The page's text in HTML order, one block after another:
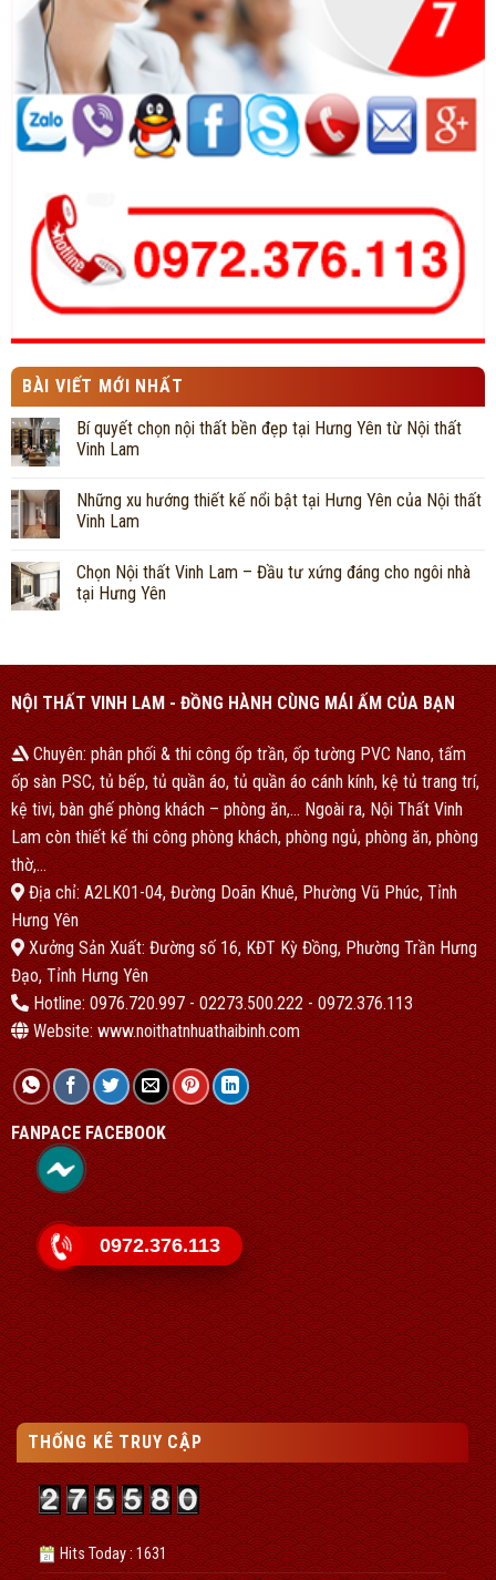
BÀI VIẾT MỚI NHẤT
Bí quyết chọn nội thất bền đẹp tại Hưng Yên từ Nội thất
Vinh Lam
Những xu hướng thiết kế nổi bật tại Hưng Yên của Nội thất
Vinh Lam
Chọn Nội thất Vinh Lam – Đầu tư xứng đáng cho ngôi nhà
tại Hưng Yên
NỘI THẤT VINH LAM - ĐỒNG HÀNH CÙNG MÁI ẤM CỦA BẠN
Chuyên: phân phối & thi công ốp trần, ốp tường PVC Nano, tấm
ốp sàn PSC, tủ bếp, tủ quần áo, tủ quần áo cánh kính, kệ tủ trang trí,
kệ tivi, bàn ghế phòng khách – phòng ăn,… Ngoài ra, Nội Thất Vinh
Lam còn thiết kế thi công phòng khách, phòng ngủ, phòng ăn, phòng
thờ,…
Địa chỉ: A2LK01-04, Đường Doãn Khuê, Phường Vũ Phúc, Tỉnh
Hưng Yên
Xưởng Sản Xuất: Đường số 16, KĐT Kỳ Đồng, Phường Trần Hưng
Đạo, Tỉnh Hưng Yên
Hotline: 0976.720.997 - 02273.500.222 - 0972.376.113
Website: www.noithatnhuathaibinh.com
FANPACE FACEBOOK
THỐNG KÊ TRUY CẬP
Hits Today : 1631
0972.376.113